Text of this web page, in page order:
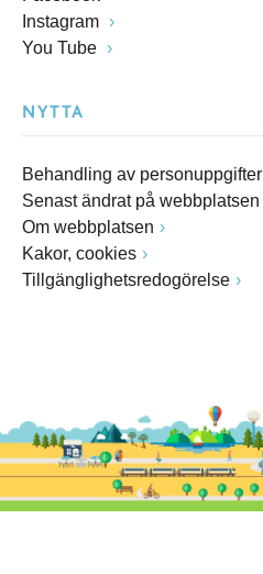
Instagram
You Tube
NYTTA
Behandling av personuppgifter
Senast ändrat på webbplatsen
Om webbplatsen
Kakor, cookies
Tillgänglighetsredogörelse